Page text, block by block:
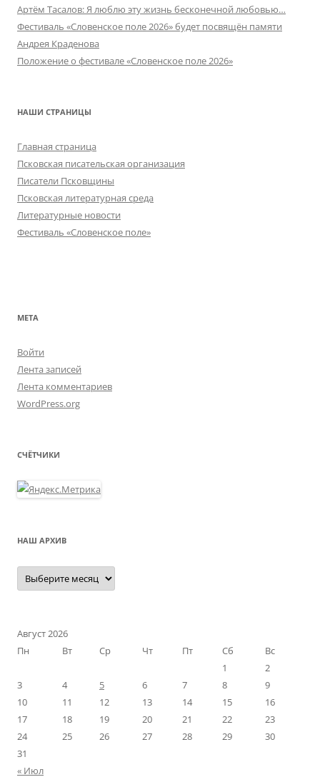
Артём Тасалов: Я люблю эту жизнь бесконечной любовью…
Фестиваль «Словенское поле 2026» будет посвящён памяти
Андрея Краденова
Положение о фестивале «Словенское поле 2026»
НАШИ СТРАНИЦЫ
Главная страница
Псковская писательская организация
Писатели Псковщины
Псковская литературная среда
Литературные новости
Фестиваль «Словенское поле»
МЕТА
Войти
Лента записей
Лента комментариев
WordPress.org
СЧЁТЧИКИ
НАШ АРХИВ
Наш
архив
Август 2026
Пн
Вт Ср Чт Пт Сб
Вс
1
2
3
4 5 6 7 8
9
10
11 12 13 14 15
16
17
18 19 20 21 22
23
24
25 26 27 28 29
30
31
« Июл